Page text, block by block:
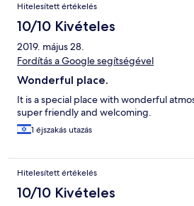
Hitelesített értékelés
10/10 Kivételes
2019. május 28.
Fordítás a Google segítségével
Wonderful place.
It is a special place with wonderful
super friendly and welcoming.
1 éjszakás utazás
Hitelesített értékelés
10/10 Kivételes